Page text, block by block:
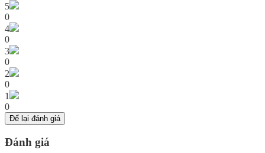
5
0
4
0
3
0
2
0
1
0
Để lại đánh giá
Đánh giá